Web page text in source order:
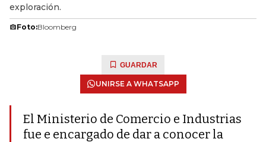
exploración.
Foto:Bloomberg
GUARDAR
UNIRSE A WHATSAPP
El Ministerio de Comercio e Industrias
fue e encargado de dar a conocer la